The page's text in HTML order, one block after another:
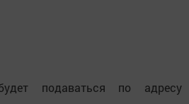
подаваться по адресу